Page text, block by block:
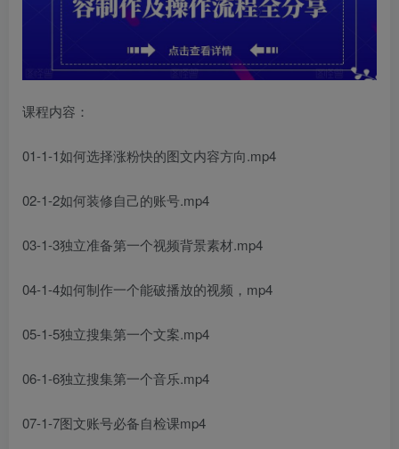
课程内容：
01-1-1如何选择涨粉快的图文内容方向.mp4
02-1-2如何装修自己的账号.mp4
03-1-3独立准备第一个视频背景素材.mp4
04-1-4如何制作一个能破播放的视频，mp4
05-1-5独立搜集第一个文案.mp4
06-1-6独立搜集第一个音乐.mp4
07-1-7图文账号必备自检课mp4